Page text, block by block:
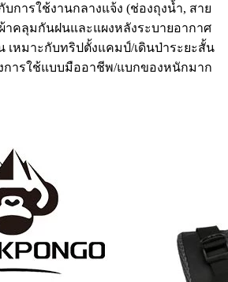
บการใช้งานกลางแจ้ง (ช่องถุงน้ำ, สาย
คลุมกันฝนและแผงหลังระบายอากาศ
เหมาะกับทริปตั้งแคมป์/เดินป่าระยะสั้น
การใช้แบบมืออาชีพ/แบกของหนักมาก